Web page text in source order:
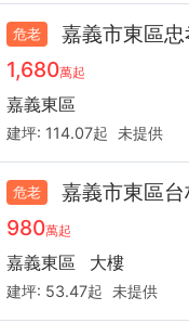
危老
嘉義市東區
1,680萬起
嘉義東區
建坪: 114.07起 未提供
危老
嘉義市東區台林
980萬起
嘉義東區 大樓
建坪: 53.47起 未提供